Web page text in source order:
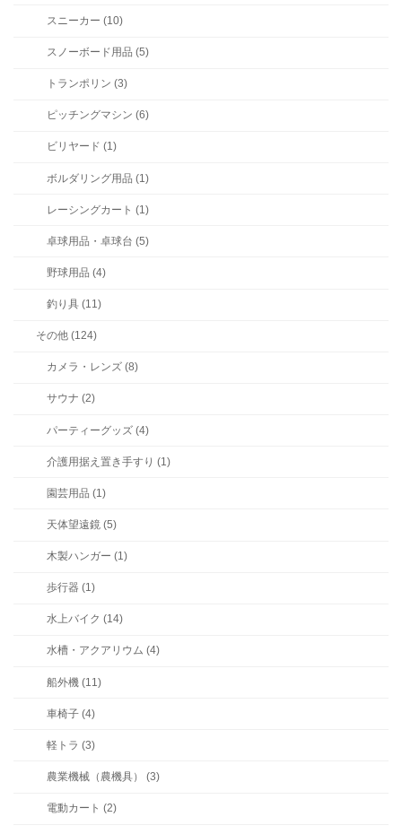
スニーカー (10)
スノーボード用品 (5)
トランポリン (3)
ピッチングマシン (6)
ビリヤード (1)
ボルダリング用品 (1)
レーシングカート (1)
卓球用品・卓球台 (5)
野球用品 (4)
釣り具 (11)
その他 (124)
カメラ・レンズ (8)
サウナ (2)
パーティーグッズ (4)
介護用据え置き手すり (1)
園芸用品 (1)
天体望遠鏡 (5)
木製ハンガー (1)
歩行器 (1)
水上バイク (14)
水槽・アクアリウム (4)
船外機 (11)
車椅子 (4)
軽トラ (3)
農業機械（農機具） (3)
電動カート (2)